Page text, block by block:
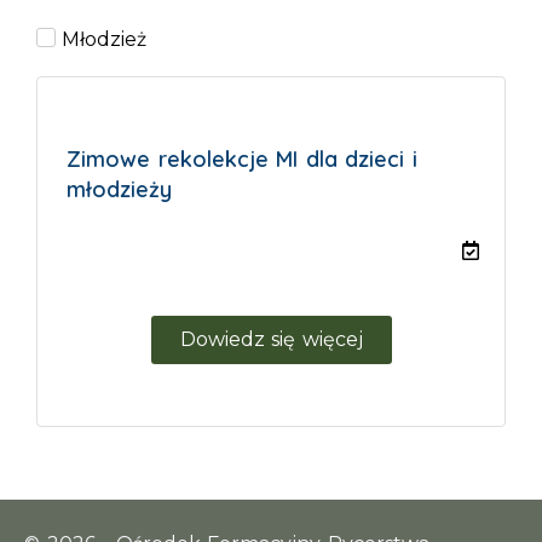
Młodzież
Zimowe rekolekcje MI dla dzieci i
młodzieży
Dowiedz się więcej